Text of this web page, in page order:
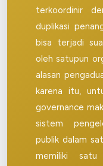
terkoordinir
duplikasi
bisa terjadi
oleh satupun
alasan
karena itu,
governance
sistem
publik dalam
memiliki satu